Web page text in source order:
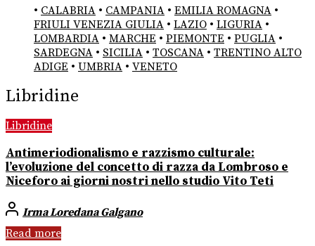
• CALABRIA • CAMPANIA • EMILIA ROMAGNA •
FRIULI VENEZIA GIULIA • LAZIO • LIGURIA •
LOMBARDIA • MARCHE • PIEMONTE • PUGLIA •
SARDEGNA • SICILIA • TOSCANA • TRENTINO ALTO
ADIGE • UMBRIA • VENETO
Libridine
Libridine
Antimeriodionalismo e razzismo culturale:
l’evoluzione del concetto di razza da Lombroso e
Niceforo ai giorni nostri nello studio Vito Teti
Irma Loredana Galgano
Read more